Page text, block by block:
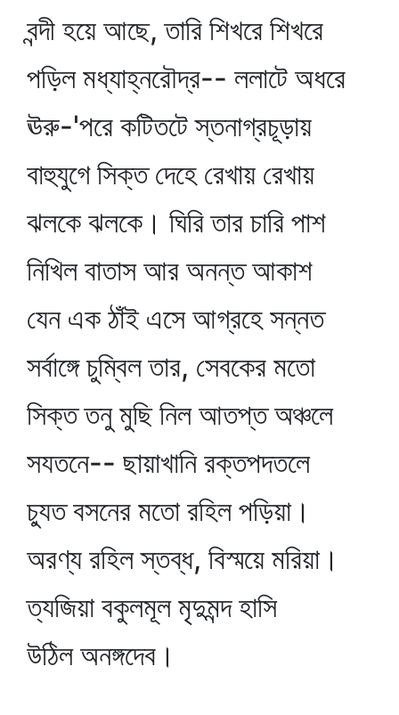
বন্দী হয়ে আছে, তারি শিখরে শিখরে
পড়িল মধ্যাহ্নরৌদ্র-- ললাটে অধরে
ঊরু-'পরে কটিতটে স্তনাগ্রচূড়ায়
বাহুযুগে সিক্ত দেহে রেখায় রেখায়
ঝলকে ঝলকে। ঘিরি তার চারি পাশ
নিখিল বাতাস আর অনন্ত আকাশ
যেন এক ঠাঁই এসে আগ্রহে সন্নত
সর্বাঙ্গে চুম্বিল তার, সেবকের মতো
সিক্ত তনু মুছি নিল আতপ্ত অঞ্চলে
সযতনে-- ছায়াখানি রক্তপদতলে
চ্যুত বসনের মতো রহিল পড়িয়া।
অরণ্য রহিল স্তব্ধ, বিস্ময়ে মরিয়া।
ত্যজিয়া বকুলমূল মৃদুমন্দ হাসি
উঠিল অনঙ্গদেব।